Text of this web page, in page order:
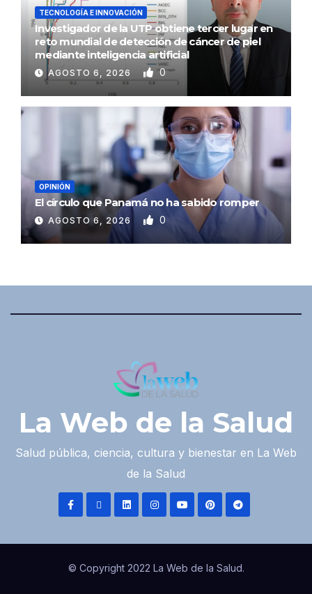
TECNOLOGÍA E INNOVACIÓN
Investigador de la UTP obtiene tercer lugar en
reto mundial de detección de cáncer de piel
mediante inteligencia artificial
AGOSTO 6, 2026 0
OPINIÓN
El círculo que Panamá no ha sabido romper
AGOSTO 6, 2026 0
La Web de la Salud
Salud pública, ciencia, cultura y bienestar en La Web
de la Salud
© Copyright 2022 La Web de la Salud.